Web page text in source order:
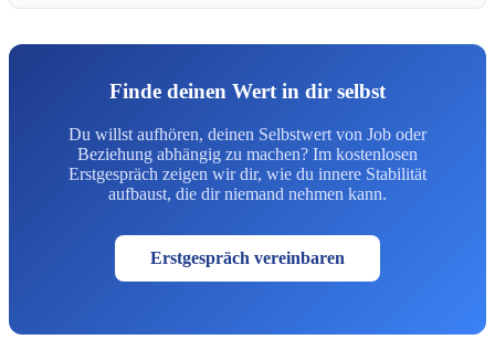
Finde deinen Wert in dir selbst
Du willst aufhören, deinen Selbstwert von Job oder
Beziehung abhängig zu machen? Im kostenlosen
Erstgespräch zeigen wir dir, wie du innere Stabilität
aufbaust, die dir niemand nehmen kann.
Erstgespräch vereinbaren